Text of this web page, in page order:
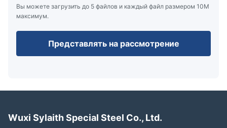
Вы можете загрузить до 5 файлов и каждый файл размером 10M
максимум.
Представлять на рассмотрение
Wuxi Sylaith Special Steel Co., Ltd.